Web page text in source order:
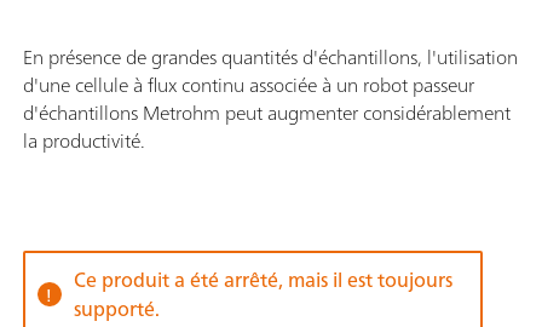
En présence de grandes quantités d'échantillons, l'utilisation
d'une cellule à flux continu associée à un robot passeur
d'échantillons Metrohm peut augmenter considérablement
la productivité.
Ce produit a été arrêté, mais il est toujours
supporté.